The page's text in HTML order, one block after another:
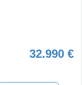
32.990 €